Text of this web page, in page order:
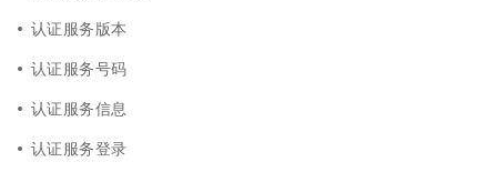
认证服务版本
认证服务号码
认证服务信息
认证服务登录